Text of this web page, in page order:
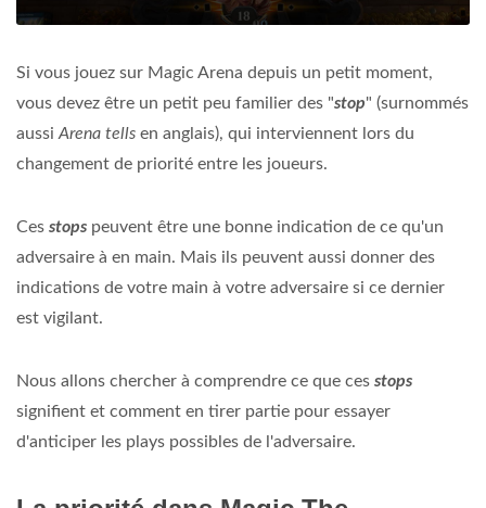
Si vous jouez sur Magic Arena depuis un petit moment,
vous devez être un petit peu familier des "stop" (surnommés
aussi Arena tells en anglais), qui interviennent lors du
changement de priorité entre les joueurs.
Ces stops peuvent être une bonne indication de ce qu'un
adversaire à en main. Mais ils peuvent aussi donner des
indications de votre main à votre adversaire si ce dernier
est vigilant.
Nous allons chercher à comprendre ce que ces stops
signifient et comment en tirer partie pour essayer
d'anticiper les plays possibles de l'adversaire.